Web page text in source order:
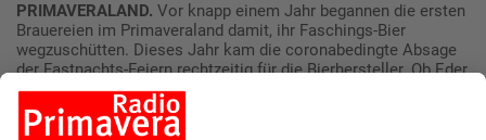
PRIMAVERALAND. Vor knapp einem Jahr begannen die ersten
Brauereien im Primaveraland damit, ihr Faschings-Bier
wegzuschütten. Dieses Jahr kam die coronabedingte Absage
der Fastnachts-Feiern rechtzeitig für die Bierhersteller. Ob Eder,
Faust, Schwind, Wiesener oder Glaabsbräu - finanzielle
Einbußen haben sie alle aufgrund des erneuten Faschings-
Ausfalls. Aber weggeschüttet wird kein Bier dieses Jahr, wie